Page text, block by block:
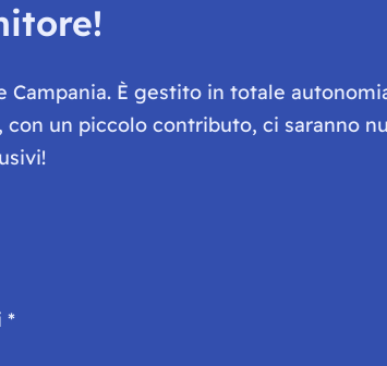
È gestito in totale
un piccolo contributo, ci saranno
*